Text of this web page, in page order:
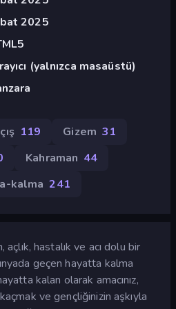
2025
(yalnızca masaüstü)
119 Gizem 31
Kahraman 44
kalma 241
hastalık ve acı dolu bir
geçen hayatta kalma
kalan olarak amacınız,
ve gençliğinizin aşkıyla